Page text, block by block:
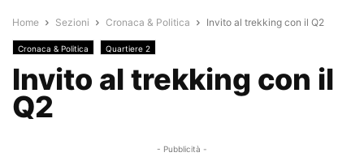
Home Sezioni Cronaca & Politica Invito al trekking con il Q2
Cronaca & Politica Quartiere 2
Invito al trekking con il
Q2
- Pubblicità -